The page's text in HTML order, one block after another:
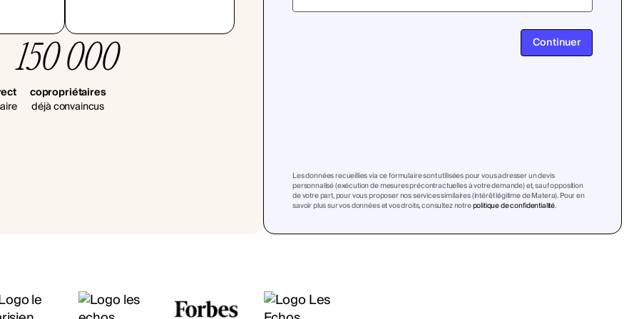
150 000
copropriétaires
déjà convaincus
Continuer
Les données recueillies via ce formulaire sont utilisées pour vous adresser un devis
personnalisé (exécution de mesures précontractuelles à votre demande) et, sauf opposition
de votre part, pour vous proposer nos services similaires (intérêt légitime de Matera). Pour en
savoir plus sur vos données et vos droits, consultez notrepolitique de confidentialité.